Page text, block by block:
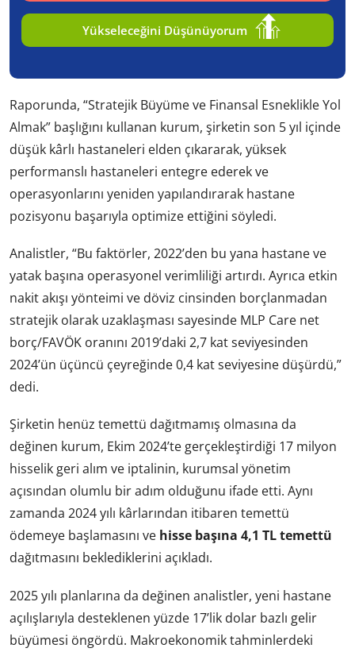
Yükseleceğini Düşünüyorum
Raporunda, “Stratejik Büyüme ve Finansal Esneklikle Yol
Almak” başlığını kullanan kurum, şirketin son 5 yıl içinde
düşük kârlı hastaneleri elden çıkararak, yüksek
performanslı hastaneleri entegre ederek ve
operasyonlarını yeniden yapılandırarak hastane
pozisyonu başarıyla optimize ettiğini söyledi.
Analistler, “Bu faktörler, 2022’den bu yana hastane ve
yatak başına operasyonel verimliliği artırdı. Ayrıca etkin
nakit akışı yönteimi ve döviz cinsinden borçlanmadan
stratejik olarak uzaklaşması sayesinde MLP Care net
borç/FAVÖK oranını 2019’daki 2,7 kat seviyesinden
2024’ün üçüncü çeyreğinde 0,4 kat seviyesine düşürdü,”
dedi.
Şirketin henüz temettü dağıtmamış olmasına da
değinen kurum, Ekim 2024’te gerçekleştirdiği 17 milyon
hisselik geri alım ve iptalinin, kurumsal yönetim
açısından olumlu bir adım olduğunu ifade etti. Aynı
zamanda 2024 yılı kârlarından itibaren temettü
ödemeye başlamasını ve hisse başına 4,1 TL temettü
dağıtmasını beklediklerini açıkladı.
2025 yılı planlarına da değinen analistler, yeni hastane
açılışlarıyla desteklenen yüzde 17’lik dolar bazlı gelir
büyümesi öngördü. Makroekonomik tahminlerdeki